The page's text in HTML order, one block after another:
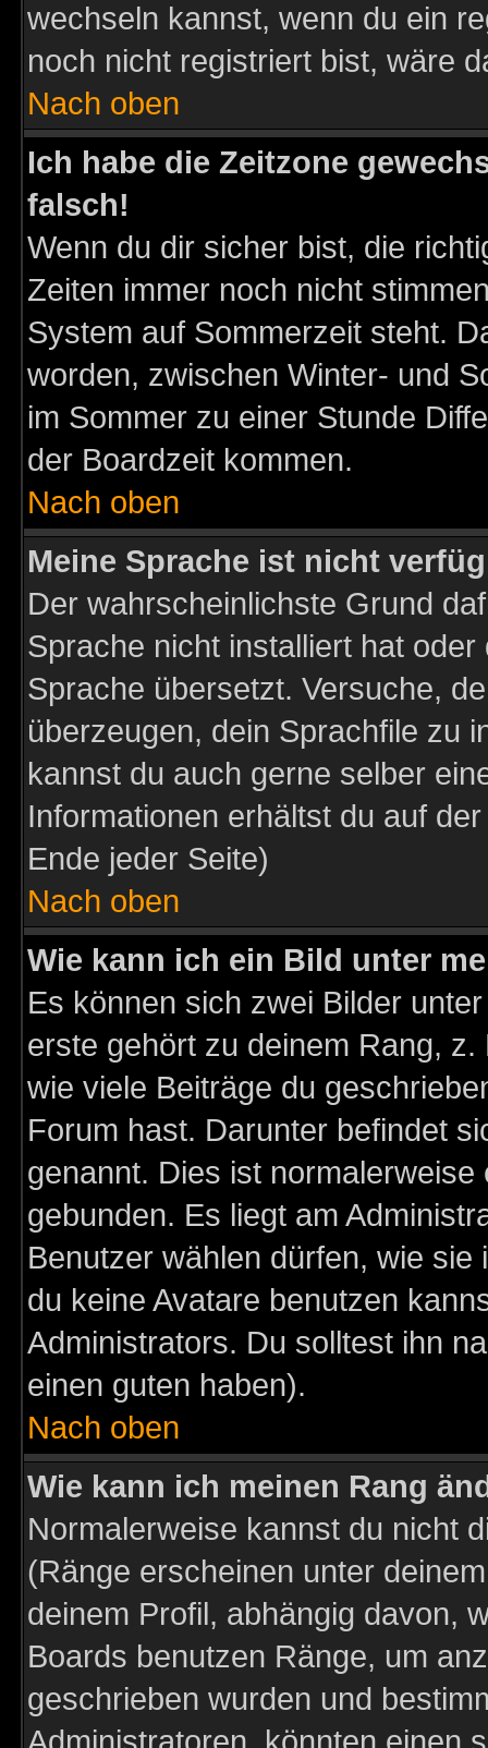
wechseln kannst, wenn du ein
noch nicht registriert bist, wäre
Nach oben
Ich habe die Zeitzone
falsch!
Wenn du dir sicher bist, die
Zeiten immer noch nicht
System auf Sommerzeit steht.
worden, zwischen Winter- und
im Sommer zu einer Stunde
der Boardzeit kommen.
Nach oben
Meine Sprache ist nicht
Der wahrscheinlichste Grund
Sprache nicht installiert hat
Sprache übersetzt. Versuche,
überzeugen, dein Sprachfile zu
kannst du auch gerne selber
Informationen erhältst du auf
Ende jeder Seite)
Nach oben
Wie kann ich ein Bild unter
Es können sich zwei Bilder
erste gehört zu deinem Rang,
wie viele Beiträge du
Forum hast. Darunter befindet
genannt. Dies ist
gebunden. Es liegt am
Benutzer wählen dürfen, wie
du keine Avatare benutzen
Administrators. Du solltest ihn
einen guten haben).
Nach oben
Wie kann ich meinen Rang
Normalerweise kannst du nicht
(Ränge erscheinen unter
deinem Profil, abhängig davon,
Boards benutzen Ränge, um
geschrieben wurden und